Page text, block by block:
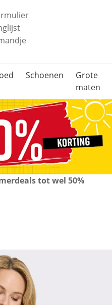
Schoenen
Grote
maten
tot wel 50%